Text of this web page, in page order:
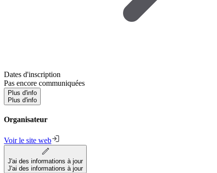
Dates d'inscription
Pas encore communiquées
Plus d'info
Plus d'info
Organisateur
Voir le site web
J'ai des informations à jour
J'ai des informations à jour